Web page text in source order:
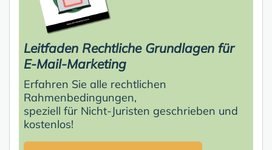
Leitfaden Rechtliche Grundlagen für
E-Mail-Marketing
Erfahren Sie alle rechtlichen
Rahmenbedingungen,
speziell für Nicht-Juristen geschrieben und
kostenlos!